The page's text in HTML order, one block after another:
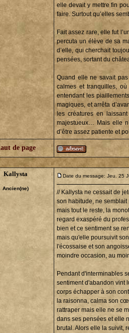
elle devait y mettre fin
faire. Surtout qu’elles
Fait assez rare, elle fut
percuta un élève de sa
d’elle, qui cherchait
pensées, sortant du
Quand elle ne savait
calmes et tranquilles,
entendant les
magiques, et arrêta
les créatures en
majestueux… Mais elle
d’être assez patiente et
de page
Kallysta
Ancien(ne)
Date du message: Jeu. 25
// Kallysta ne cessait de
son habitude, ne
mais tout le reste, la
regard exaspéré du
bien et ce sentiment se
mais qu'elle poursuivit
l'écossaise et son
moindre occasion, au
Pendant d'interminables
sentiment d'abandon vint
corps échapper à son
la raisonna, calma son
rattraper mais elle ne se
dans ses pensées et elle
brutal. Alors elle la suivit,